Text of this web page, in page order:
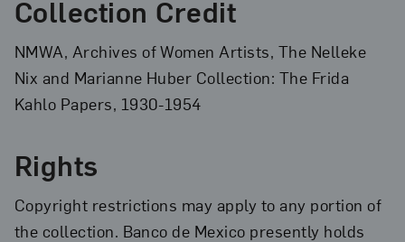
Collection Credit
NMWA, Archives of Women Artists, The Nelleke
Nix and Marianne Huber Collection: The Frida
Kahlo Papers, 1930-1954
Rights
Copyright restrictions may apply to any portion of
the collection. Banco de Mexico presently holds